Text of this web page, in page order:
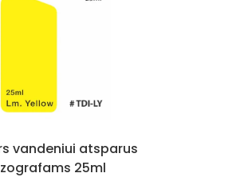
vandeniui atsparus
25ml